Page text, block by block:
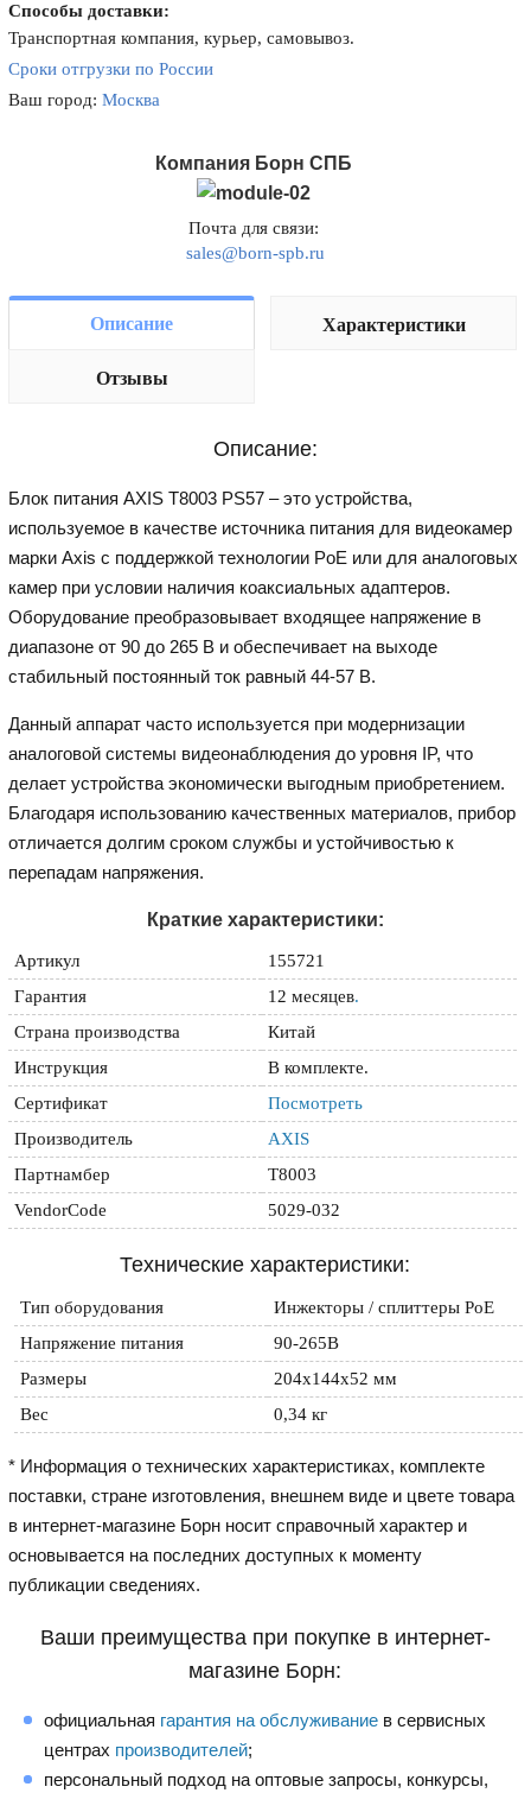
Способы доставки:
Транспортная компания, курьер, самовывоз.
Сроки отгрузки по России
Ваш город:Москва
Компания Борн СПБ
Почта для связи:
sales@born-spb.ru
Описание Характеристики
Отзывы
Описание:
Блок питания AXIS T8003 PS57 – это устройства,
используемое в качестве источника питания для видеокамер
марки Axis с поддержкой технологии PoE или для аналоговых
камер при условии наличия коаксиальных адаптеров.
Оборудование преобразовывает входящее напряжение в
диапазоне от 90 до 265 B и обеспечивает на выходе
стабильный постоянный ток равный 44-57 B.
Данный аппарат часто используется при модернизации
аналоговой системы видеонаблюдения до уровня IP, что
делает устройства экономически выгодным приобретением.
Благодаря использованию качественных материалов, прибор
отличается долгим сроком службы и устойчивостью к
перепадам напряжения.
Краткие характеристики:
Артикул
155721
Гарантия
12 месяцев.
Страна производства
Китай
Инструкция
В комплекте.
Сертификат
Посмотреть
Производитель
AXIS
Партнамбер
T8003
VendorCode
5029-032
Технические характеристики:
Тип оборудования
Инжекторы / сплиттеры PoE
Напряжение питания
90-265В
Размеры
204x144x52 мм
Вес
0,34 кг
* Информация о технических характеристиках, комплекте
поставки, стране изготовления, внешнем виде и цвете товара
в интернет-магазине Борн носит справочный характер и
основывается на последних доступных к моменту
публикации сведениях.
Ваши преимущества при покупке в интернет-
магазине Борн:
официальная гарантия на обслуживание в сервисных
центрах производителей;
персональный подход на оптовые запросы, конкурсы,